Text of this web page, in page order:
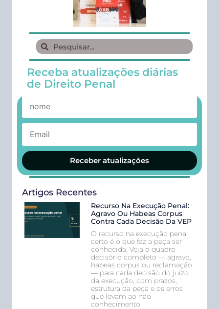
Receba atualizações diárias
de Direito Penal
Receber atualizações
Artigos Recentes
Recurso Na Execução Penal:
Agravo Ou Habeas Corpus
Contra Cada Decisão Da VEP
O recurso na execução penal
certo é o que faz a peça ser
conhecida. Veja o quadro
decisório completo — agravo,
habeas corpus ou reclamação
— para cada decisão do juízo
da execução, com prazos,
estrutura da peça e os erros
que levam ao não
conhecimento.